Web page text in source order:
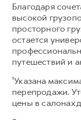
Благодаря
высокой
просторного
остается
путешествий и
¹Указана
перепродажи.
цены в салонах